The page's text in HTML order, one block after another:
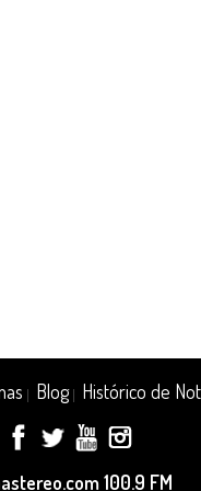
Blog| Histórico de
100.9 FM